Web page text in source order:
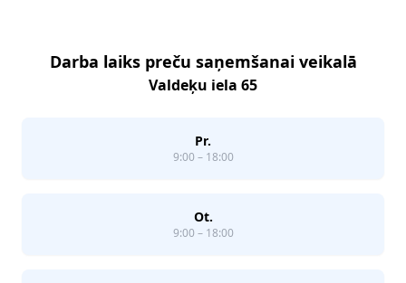
Darba laiks preču saņemšanai veikalā
Valdeķu iela 65
Pr.
9:00 – 18:00
Ot.
9:00 – 18:00